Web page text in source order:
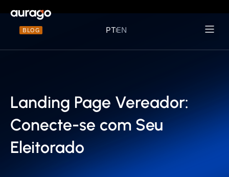
BLOG PTEN
Landing Page Vereador:
Conecte-se com Seu
Eleitorado